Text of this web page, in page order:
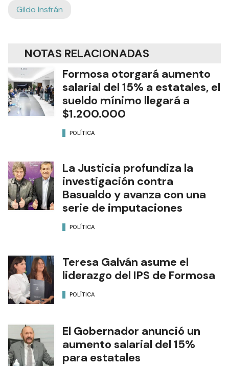
Gildo Insfrán
NOTAS RELACIONADAS
Formosa otorgará aumento
salarial del 15% a estatales, el
sueldo mínimo llegará a
$1.200.000
POLÍTICA
La Justicia profundiza la
investigación contra
Basualdo y avanza con una
serie de imputaciones
POLÍTICA
Teresa Galván asume el
liderazgo del IPS de Formosa
POLÍTICA
El Gobernador anunció un
aumento salarial del 15%
para estatales